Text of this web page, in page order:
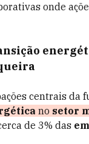
onde
centrais da
no setor
de 3% das